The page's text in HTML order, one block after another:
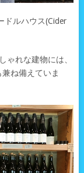
ドルハウス(Cider
ゃれな建物には、
ね備えていま